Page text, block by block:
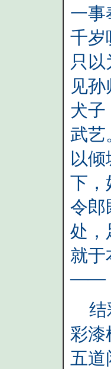
一事
千岁
只
见
犬子
武艺
以倾
下，
令郎
处，
就于
——
结
彩漆
五道